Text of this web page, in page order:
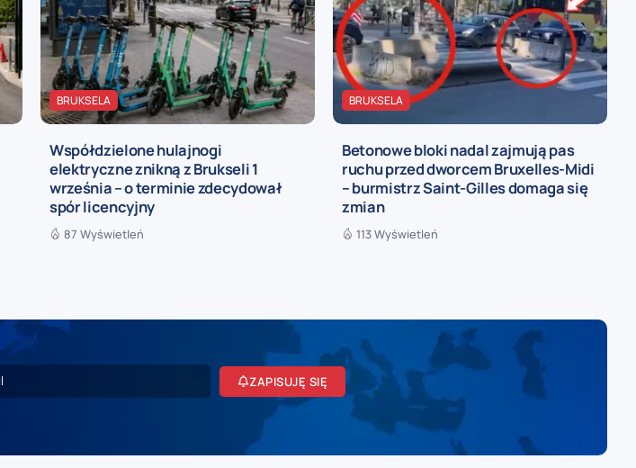
BRUKSELA
Współdzielone hulajnogi
elektryczne znikną z Brukseli 1
września – o terminie zdecydował
spór licencyjny
87 Wyświetleń
BRUKSELA
Betonowe bloki nadal zajmują pas
ruchu przed dworcem Bruxelles-Midi
– burmistrz Saint-Gilles domaga się
zmian
113 Wyświetleń
ZAPISUJĘ SIĘ